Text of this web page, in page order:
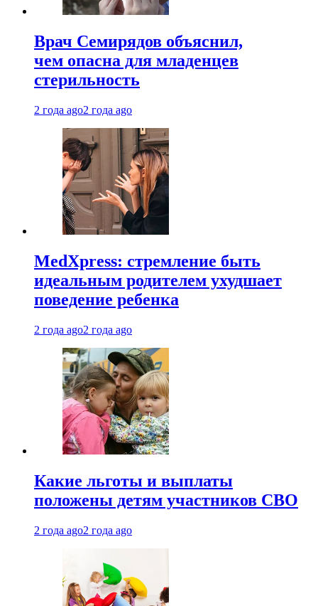
Врач Семирядов объяснил,
чем опасна для младенцев
стерильность
2 года ago2 года ago
MedXpress: стремление быть
идеальным родителем ухудшает
поведение ребенка
2 года ago2 года ago
Какие льготы и выплаты
положены детям участников СВО
2 года ago2 года ago